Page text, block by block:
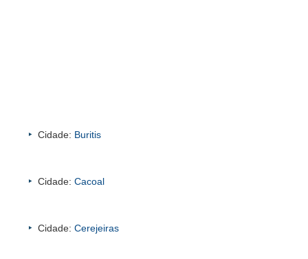
Cidade: Buritis
Cidade: Cacoal
Cidade: Cerejeiras